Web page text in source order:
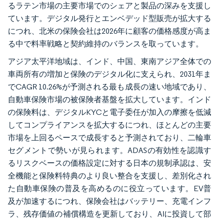
るラテン市場の主要市場でのシェアと製品の深みを支援し
ています。デジタル発行とエンベデッド型販売が拡大する
につれ、北米の保険会社は2026年に顧客の価格感度が高ま
る中で料率戦略と契約維持のバランスを取っています。
アジア太平洋地域は、インド、中国、東南アジア全体での
車両所有の増加と保険のデジタル化に支えられ、2031年ま
でCAGR 10.26%が予測される最も成長の速い地域であり、
自動車保険市場の被保険者基盤を拡大しています。インド
の保険料は、デジタルKYCと電子委任が加入の摩擦を低減
してコンプライアンスを拡大するにつれ、ほとんどの主要
市場を上回るペースで成長すると予測されており、二輪車
セグメントで勢いが見られます。ADASの有効性を認識す
るリスクベースの価格設定に対する日本の規制承認は、安
全機能と保険料特典のより良い整合を支援し、差別化され
た自動車保険の普及を高めるのに役立っています。EV普
及が加速するにつれ、保険会社はバッテリー、充電インフ
ラ、残存価値の補償構造を更新しており、AIに投資して部